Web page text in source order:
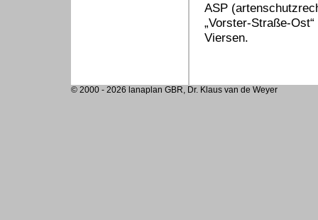
ASP
„Vorster-Straße-
Viersen.
© 2000 - 2026 lanaplan GBR, Dr. Klaus van de Weyer